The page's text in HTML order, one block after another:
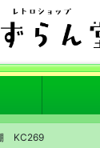
KC269